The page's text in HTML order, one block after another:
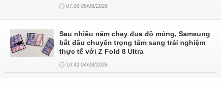
07:00 05/08/2026
Sau nhiều năm chạy đua độ mỏng, Samsung
bắt đầu chuyển trọng tâm sang trải nghiệm
thực tế với Z Fold 8 Ultra
10:42 04/08/2026